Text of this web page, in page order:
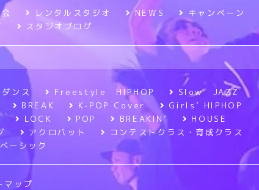
レンタルスタジオ NEWS
キャンペーン
スタジオブログ
ンス Freestyle HIPHOP
Slow JAZZ
BREAK K-POP Cover
Girls’ HIPHOP
LOCK POP BREAKIN’
HOUSE
アクロバット
コンテストクラス・育成クラス
ーシック
マップ